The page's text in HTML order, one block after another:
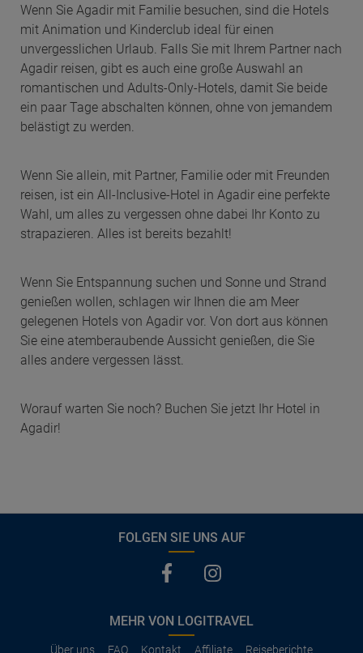
Wenn Sie Agadir mit Familie besuchen, sind die Hotels
mit Animation und Kinderclub ideal für einen
unvergesslichen Urlaub. Falls Sie mit Ihrem Partner nach
Agadir reisen, gibt es auch eine große Auswahl an
romantischen und Adults-Only-Hotels, damit Sie beide
ein paar Tage abschalten können, ohne von jemandem
belästigt zu werden.
Wenn Sie allein, mit Partner, Familie oder mit Freunden
reisen, ist ein All-Inclusive-Hotel in Agadir eine perfekte
Wahl, um alles zu vergessen ohne dabei Ihr Konto zu
strapazieren. Alles ist bereits bezahlt!
Wenn Sie Entspannung suchen und Sonne und Strand
genießen wollen, schlagen wir Ihnen die am Meer
gelegenen Hotels von Agadir vor. Von dort aus können
Sie eine atemberaubende Aussicht genießen, die Sie
alles andere vergessen lässt.
Worauf warten Sie noch? Buchen Sie jetzt Ihr Hotel in
Agadir!
FOLGEN SIE UNS AUF
MEHR VON LOGITRAVEL
Über uns FAQ Kontakt Affiliate Reiseberichte